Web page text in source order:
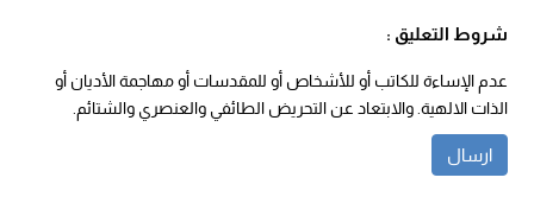
شروط التعليق :
عدم الإساءة للكاتب أو للأشخاص أو للمقدسات أو مهاجمة الأديان أو
الذات الالهية. والابتعاد عن التحريض الطائفي والعنصري والشتائم.